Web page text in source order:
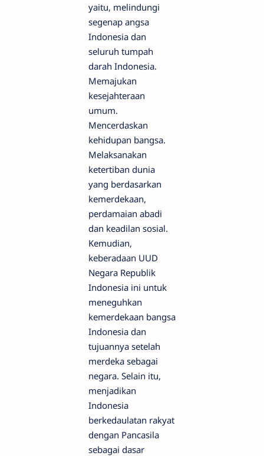
yaitu, melindungi
segenap angsa
Indonesia dan
seluruh tumpah
darah Indonesia.
Memajukan
kesejahteraan
umum.
Mencerdaskan
kehidupan bangsa.
Melaksanakan
ketertiban dunia
yang berdasarkan
kemerdekaan,
perdamaian abadi
dan keadilan sosial.
Kemudian,
keberadaan UUD
Negara Republik
Indonesia ini untuk
meneguhkan
kemerdekaan bangsa
Indonesia dan
tujuannya setelah
merdeka sebagai
negara. Selain itu,
menjadikan
Indonesia
berkedaulatan rakyat
dengan Pancasila
sebagai dasar